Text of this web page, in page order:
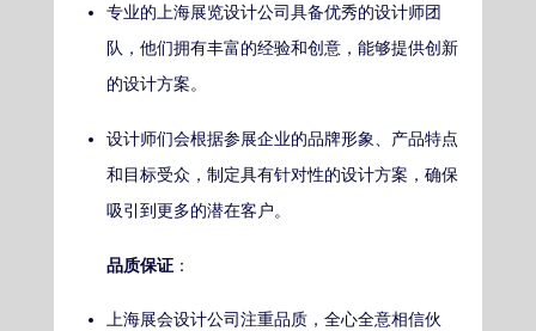
专业的上海展览设计公司具备优秀的设计师团
队，他们拥有丰富的经验和创意，能够提供创新
的设计方案。
设计师们会根据参展企业的品牌形象、产品特点
和目标受众，制定具有针对性的设计方案，确保
吸引到更多的潜在客户。
品质保证 ：
上海展会设计公司注重品质，全心全意相信伙